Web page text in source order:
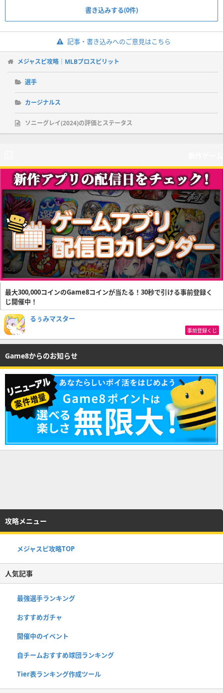
書き込みする(0件)
記事・書き込みへのご意見はこちら
メジャスピ攻略｜MLBプロスピリット
選手
カージナルス
ソニーグレイ(2024)の評価とステータス
最大300,000コインのGame8コインが当たる！30秒で引ける事前登録く
じ開催中！
るぅみマスター
事前登録くじ
Game8からのお知らせ
攻略メニュー
メジャスピ攻略TOP
人気記事
最強選手ランキング
おすすめガチャ
開催中のイベント
自チームおすすめ球団ランキング
Tier表ランキング作成ツール